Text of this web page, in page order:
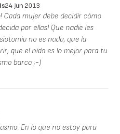
24 Jun 2013
Cada mujer debe decidir cómo
por ellas! Que nadie les
no es nada, que la
que el nido es lo mejor para tu
barco ;-)
En lo que no estoy para